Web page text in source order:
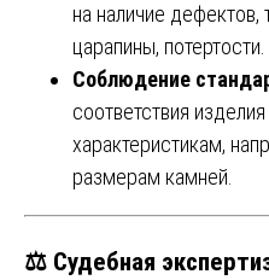
на наличие дефектов,
царапины, потертости.
Соблюдение
соответствия
характеристикам,
размерам камней.
⚖️ Судебная